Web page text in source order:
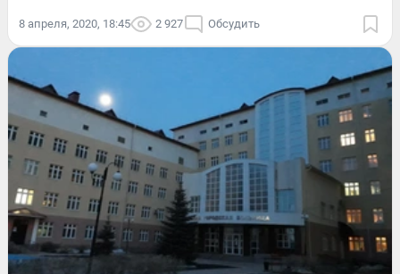
8 апреля, 2020, 18:45 2 927 Обсудить